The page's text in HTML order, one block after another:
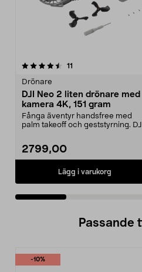
11
Drönare
DJI Neo 2 liten drönare med
kamera 4K, 151 gram
Fånga äventyr handsfree med
palm takeoff och geststyrning.
2799,00
Lägg i varukorg
5.0 av 5 stjärnor
Passande
-10%